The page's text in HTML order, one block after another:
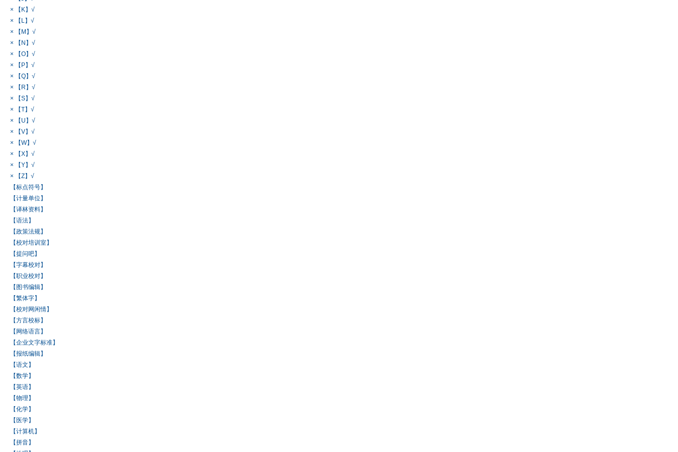
× 【K】√
× 【L】√
× 【M】√
× 【N】√
× 【O】√
× 【P】√
× 【Q】√
× 【R】√
× 【S】√
× 【T】√
× 【U】√
× 【V】√
× 【W】√
× 【X】√
× 【Y】√
× 【Z】√
【标点符号】
【计量单位】
【译林资料】
【语法】
【政策法规】
【校对培训室】
【提问吧】
【字幕校对】
【职业校对】
【图书编辑】
【繁体字】
【校对网闲情】
【方言校标】
【网络语言】
【企业文字标准】
【报纸编辑】
【语文】
【数学】
【英语】
【物理】
【化学】
【医学】
【计算机】
【拼音】